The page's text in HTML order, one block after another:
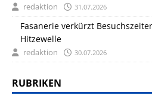
redaktion 31.07.2026
Fasanerie verkürzt
Hitzewelle
redaktion 30.07.2026
RUBRIKEN